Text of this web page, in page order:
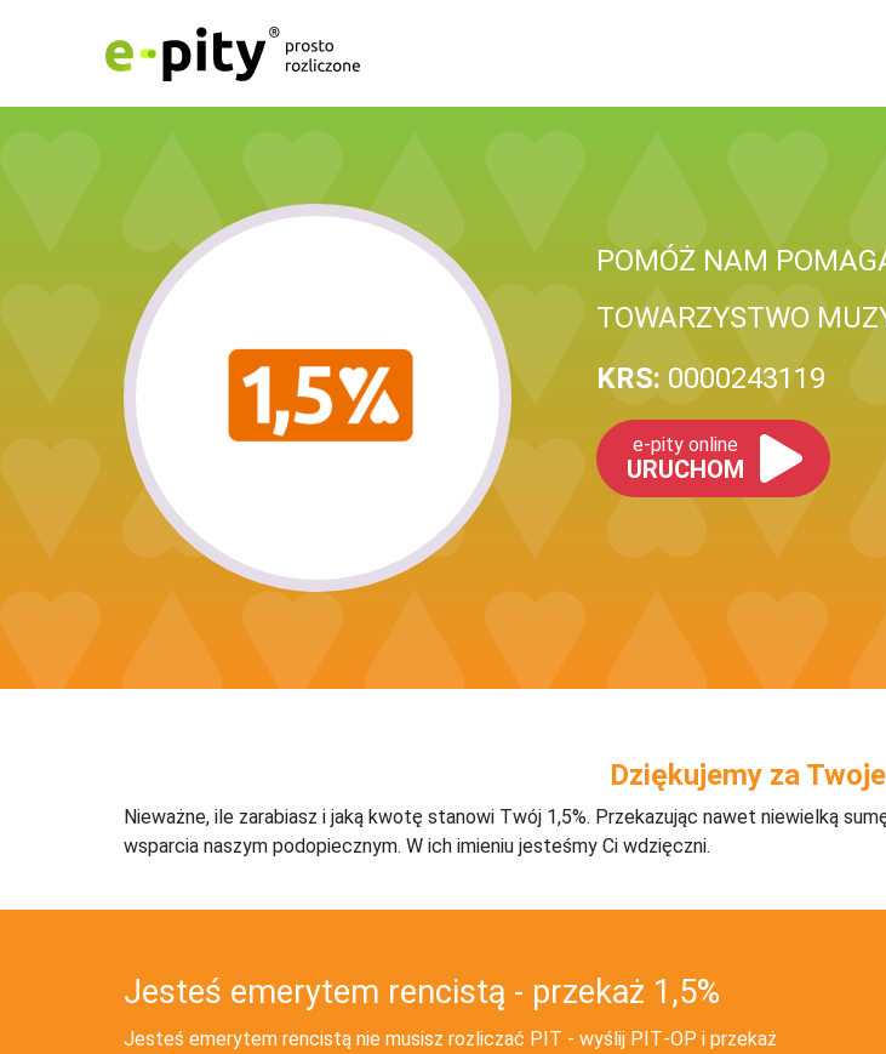
POMÓŻ NAM
TOWARZYSTWO
KRS: 0000243119
e-pity online
URUCHOM
Dziękujemy za
Nieważne, ile zarabiasz i jaką kwotę stanowi Twój 1,5%. Przekazując nawet niewielką
wsparcia naszym podopiecznym. W ich imieniu jesteśmy Ci wdzięczni.
Jesteś emerytem rencistą - przekaż 1,5%
Jesteś emerytem rencistą nie musisz rozliczać PIT - wyślij PIT‑OP i przekaż